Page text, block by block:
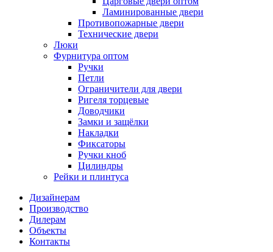
Ламинированные двери
Противопожарные двери
Технические двери
Люки
Фурнитура оптом
Ручки
Петли
Ограничители для двери
Ригеля торцевые
Доводчики
Замки и защёлки
Накладки
Фиксаторы
Ручки кноб
Цилиндры
Рейки и плинтуса
Дизайнерам
Производство
Дилерам
Объекты
Контакты